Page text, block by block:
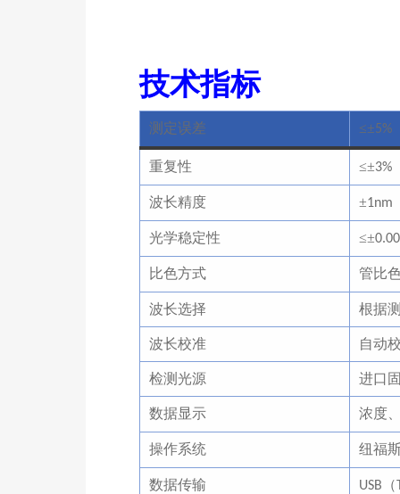
技术指标
测定误差 ≤±5%
重复性 ≤±3%
波长精度 ±1nm
光学稳定性 ≤±
比色方式 管比
波长选择 根据
波长校准 自动
检测光源 进口
数据显示 浓度
操作系统 纽福
数据传输 USB （